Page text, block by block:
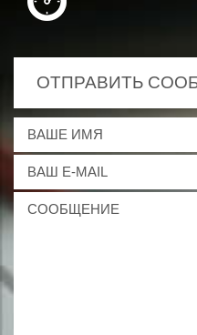
ОТПРАВИТЬ